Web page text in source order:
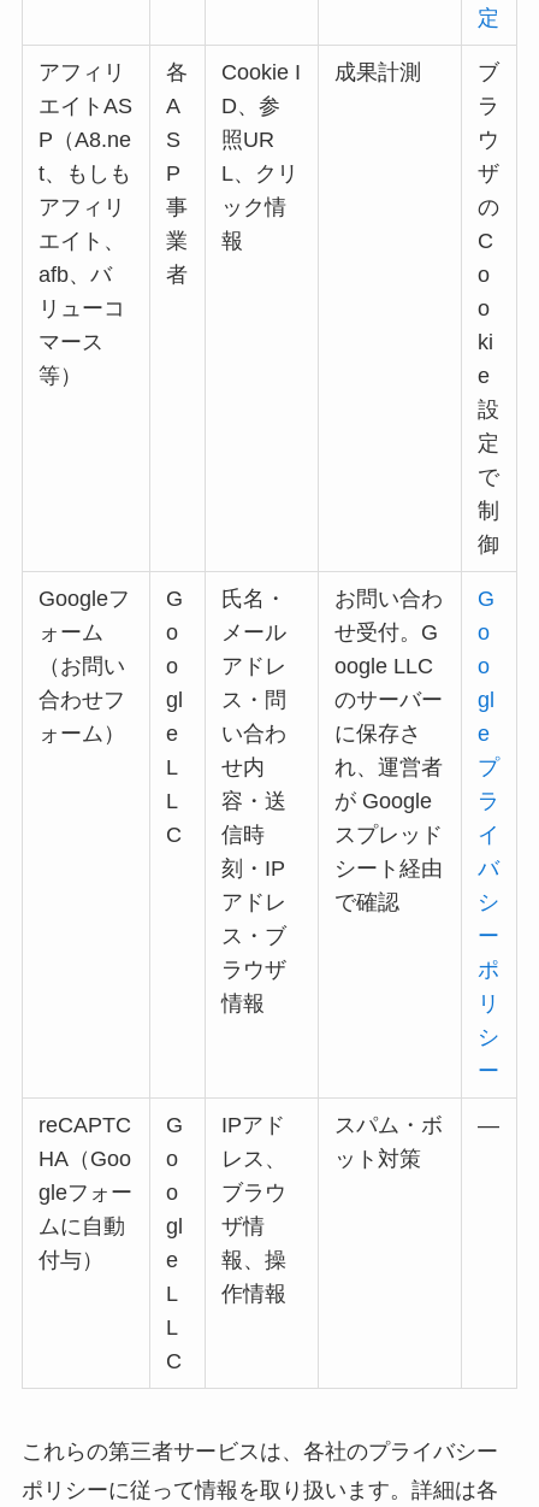
定
アフィリ
エイトAS
P（A8.ne
t、もしも
アフィリ
エイト、
afb、バ
リューコ
マース
等）
各
A
S
P
事
業
者
Cookie I
D、参
照UR
L、クリ
ック情
報
成果計測
ブ
ラ
ウ
ザ
の
C
o
o
ki
e
設
定
で
制
御
Googleフ
ォーム
（お問い
合わせフ
ォーム）
G
o
o
gl
e
L
L
C
氏名・
メール
アドレ
ス・問
い合わ
せ内
容・送
信時
刻・IP
アドレ
ス・ブ
ラウザ
情報
お問い合わ
せ受付。G
oogle LLC
のサーバー
に保存さ
れ、運営者
が Google
スプレッド
シート経由
で確認
G
o
o
gl
e
プ
ラ
イ
バ
シ
ー
ポ
リ
シ
ー
reCAPTC
HA（Goo
gleフォー
ムに自動
付与）
G
o
o
gl
e
L
L
C
IPアド
レス、
ブラウ
ザ情
報、操
作情報
スパム・ボ
ット対策
—
これらの第三者サービスは、各社のプライバシー
ポリシーに従って情報を取り扱います。詳細は各